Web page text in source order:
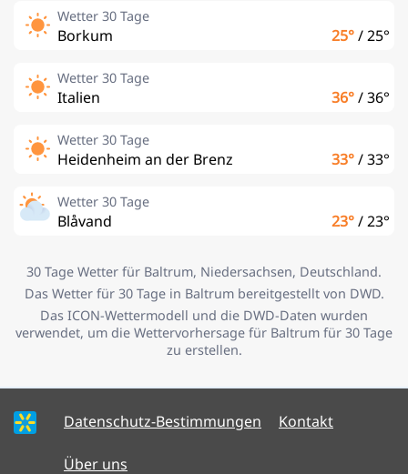
Wetter 30 Tage
Borkum 25°/25°
Wetter 30 Tage
Italien 36°/36°
Wetter 30 Tage
Heidenheim an der Brenz 33°/33°
Wetter 30 Tage
Blåvand 23°/23°
30 Tage Wetter für Baltrum, Niedersachsen, Deutschland.
Das Wetter für 30 Tage in Baltrum bereitgestellt von DWD.
Das ICON-Wettermodell und die DWD-Daten wurden
verwendet, um die Wettervorhersage für Baltrum für 30 Tage
zu erstellen.
Datenschutz-Bestimmungen Kontakt
Über uns